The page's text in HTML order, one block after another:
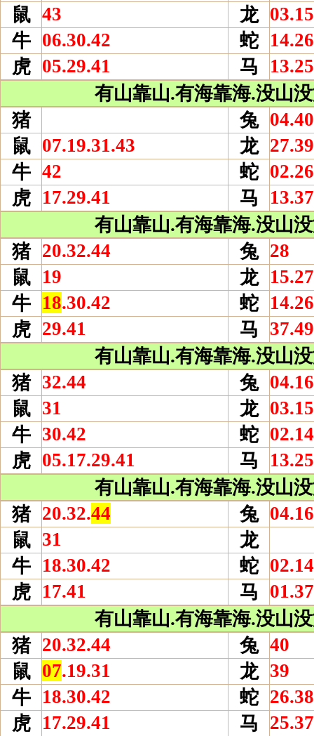
鼠 43 龙
牛 06.30.42 蛇
虎 05.29.41 马
有山靠山.有海靠海.没山
猪
兔 04.40
鼠 07.19.31.43 龙 27.39
牛 42 蛇
虎
17.29.41 马
有山靠山.有海靠海.没山
猪 20.32.44 兔 28
鼠
19 龙
牛
18.30.42 蛇
虎 29.41 马
37.49
有山靠山.有海靠海.没山
猪 32.44 兔
鼠 31 龙
牛 30.42 蛇
虎 05.17.29.41 马
有山靠山.有海靠海.没山
猪 20.32.44 兔
鼠 31
龙
牛
18.30.42 蛇
虎
17.41 马
有山靠山.有海靠海.没山
猪 20.32.44 兔 40
鼠 07.19.31 龙 39
牛
18.30.42 蛇 26.38
虎
17.29.41 马